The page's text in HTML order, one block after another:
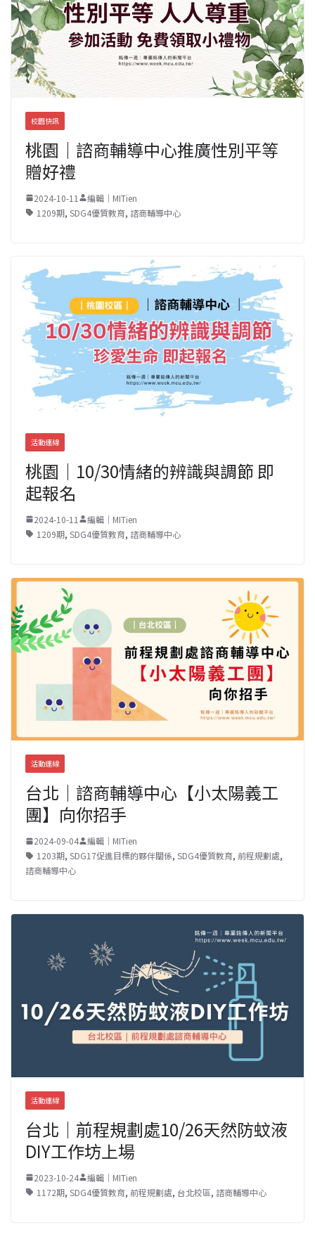
校園快訊
桃園｜諮商輔導中心推廣性別平等
贈好禮
2024-10-11
編輯｜MITien
1209期, SDG4優質教育, 諮商輔導中心
活動連線
桃園｜10/30情緒的辨識與調節 即
起報名
2024-10-11
編輯｜MITien
1209期, SDG4優質教育, 諮商輔導中心
活動連線
台北｜諮商輔導中心【小太陽義工
團】向你招手
2024-09-04
編輯｜MITien
1203期, SDG17促進目標的夥伴關係, SDG4優質教育, 前程規劃處,
諮商輔導中心
活動連線
台北｜前程規劃處10/26天然防蚊液
DIY工作坊上場
2023-10-24
編輯｜MITien
1172期, SDG4優質教育, 前程規劃處, 台北校區, 諮商輔導中心